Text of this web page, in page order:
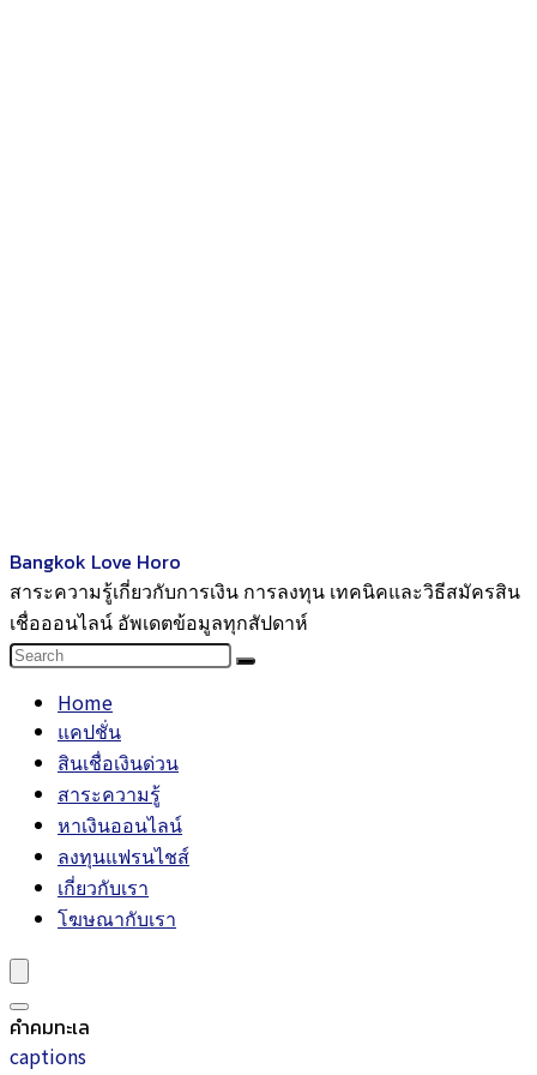
Bangkok Love Horo
สาระความรู้เกี่ยวกับการเงิน การลงทุน เทคนิคและวิธีสมัครสิน
เชื่อออนไลน์ อัพเดตข้อมูลทุกสัปดาห์
Home
แคปชั่น
สินเชื่อเงินด่วน
สาระความรู้
หาเงินออนไลน์
ลงทุนแฟรนไชส์
เกี่ยวกับเรา
โฆษณากับเรา
คำคมทะเล
captions